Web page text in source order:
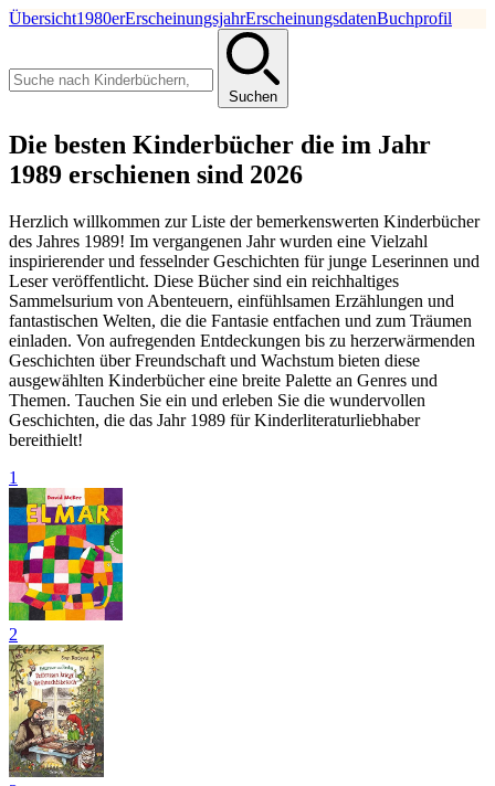
Übersicht1980erErscheinungsjahrErscheinungsdatenBuchprofil
Suchen
Die besten Kinderbücher die im Jahr
1989 erschienen sind 2026
Herzlich willkommen zur Liste der bemerkenswerten Kinderbücher
des Jahres 1989! Im vergangenen Jahr wurden eine Vielzahl
inspirierender und fesselnder Geschichten für junge Leserinnen und
Leser veröffentlicht. Diese Bücher sind ein reichhaltiges
Sammelsurium von Abenteuern, einfühlsamen Erzählungen und
fantastischen Welten, die die Fantasie entfachen und zum Träumen
einladen. Von aufregenden Entdeckungen bis zu herzerwärmenden
Geschichten über Freundschaft und Wachstum bieten diese
ausgewählten Kinderbücher eine breite Palette an Genres und
Themen. Tauchen Sie ein und erleben Sie die wundervollen
Geschichten, die das Jahr 1989 für Kinderliteraturliebhaber
bereithielt!
1
2